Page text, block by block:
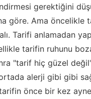
gerektiğini
göre. Ama öncelikle
Tarifi anlamadan
tarifin ruhunu
"tarif hiç güzel
alerji gibi gibi
önce bir kez